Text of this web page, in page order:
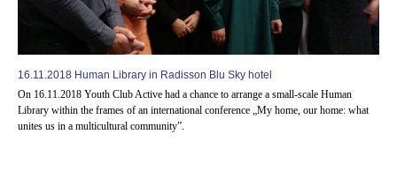
16.11.2018 Human Library in Radisson Blu Sky hotel
On 16.11.2018 Youth Club Active had a chance to arrange a small-scale Human
Library within the frames of an international conference „My home, our home: what
unites us in a multicultural community”.